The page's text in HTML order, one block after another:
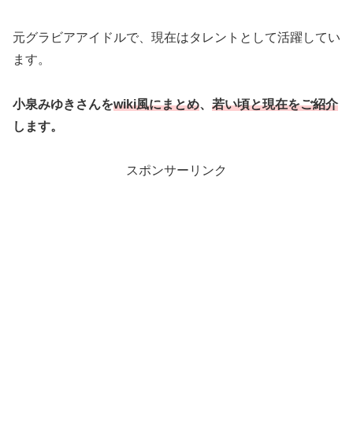
元グラビアアイドルで、現在はタレントとして活躍してい
ます。
小泉みゆきさんをwiki風にまとめ、 若い頃と現在をご紹介
します。
スポンサーリンク